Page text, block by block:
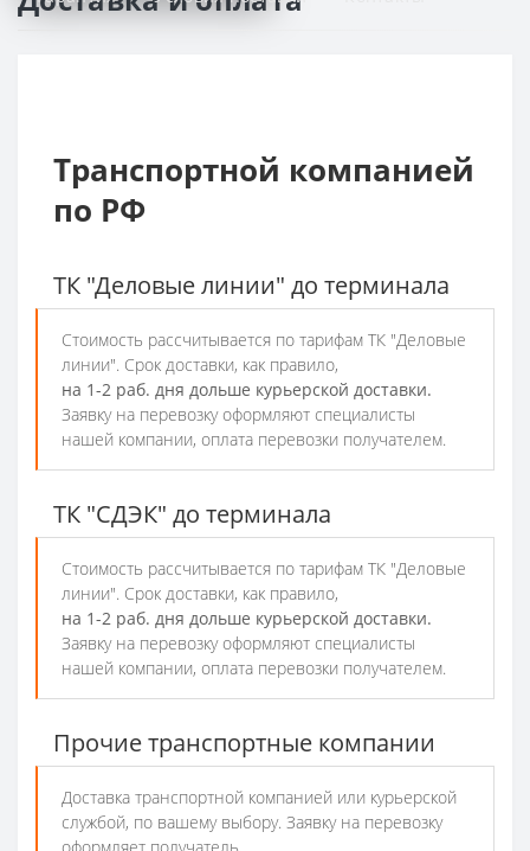
Транспортной компанией
по РФ
ТК "Деловые линии" до терминала
Стоимость рассчитывается по тарифам ТК "Деловые
линии". Срок доставки, как правило,
на 1-2 раб. дня дольше курьерской доставки.
Заявку на перевозку оформляют специалисты
нашей компании, оплата перевозки получателем.
ТК "СДЭК" до терминала
Стоимость рассчитывается по тарифам ТК "Деловые
линии". Срок доставки, как правило,
на 1-2 раб. дня дольше курьерской доставки.
Заявку на перевозку оформляют специалисты
нашей компании, оплата перевозки получателем.
Прочие транспортные компании
Доставка транспортной компанией или курьерской
службой, по вашему выбору. Заявку на перевозку